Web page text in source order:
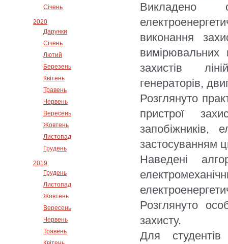
Січень
2020
Дарунки
Січень
Лютий
Березень
Квітень
Травень
Червень
Вересень
Жовтень
Листопад
Грудень
2019
Грудень
Листопад
Жовтень
Вересень
Червень
Травень
Викладено
виконання
вимірювальних
захистів
генераторів,
Розглянуто
пристрої
запобіжників,
застосуванням
Наведені
Розглянуто
захисту.
Для студентів